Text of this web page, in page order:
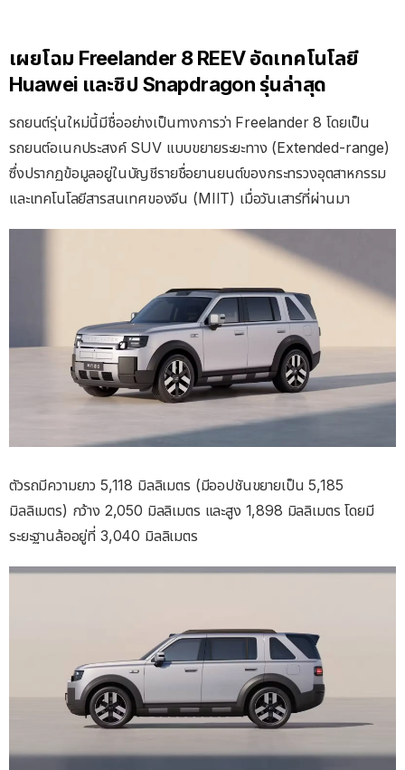
เผยโฉม Freelander 8 REEV อัดเทคโนโลยี
Huawei และชิป Snapdragon รุ่นล่าสุด
รถยนต์รุ่นใหม่นี้มีชื่ออย่างเป็นทางการว่า Freelander 8 โดยเป็น
รถยนต์อเนกประสงค์ SUV แบบขยายระยะทาง (Extended-range)
ซึ่งปรากฏข้อมูลอยู่ในบัญชีรายชื่อยานยนต์ของกระทรวงอุตสาหกรรม
และเทคโนโลยีสารสนเทศของจีน (MIIT) เมื่อวันเสาร์ที่ผ่านมา
ตัวรถมีความยาว 5,118 มิลลิเมตร (มีออปชันขยายเป็น 5,185
มิลลิเมตร) กว้าง 2,050 มิลลิเมตร และสูง 1,898 มิลลิเมตร โดยมี
ระยะฐานล้ออยู่ที่ 3,040 มิลลิเมตร